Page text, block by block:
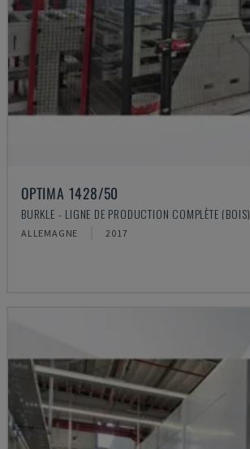
OPTIMA 1428/50
BURKLE - LIGNE DE PRODUCTION COMPLÈTE (BOIS)
ALLEMAGNE 2017